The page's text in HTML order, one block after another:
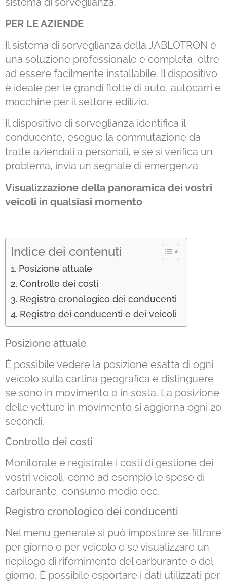
PER LE AZIENDE
Il sistema di sorveglianza della JABLOTRON è
una soluzione professionale e completa, oltre
ad essere facilmente installabile. Il dispositivo
è ideale per le grandi flotte di auto, autocarri e
macchine per il settore edilizio.
Il dispositivo di sorveglianza identifica il
conducente, esegue la commutazione da
tratte aziendali a personali, e se si verifica un
problema, invia un segnale di emergenza
Visualizzazione della panoramica dei vostri
veicoli in qualsiasi momento
Indice dei contenuti
Posizione attuale
Controllo dei costi
Registro cronologico dei conducenti
Registro dei conducenti e dei veicoli
Posizione attuale
È possibile vedere la posizione esatta di ogni
veicolo sulla cartina geografica e distinguere
se sono in movimento o in sosta. La posizione
delle vetture in movimento si aggiorna ogni 20
secondi.
Controllo dei costi
Monitorate e registrate i costi di gestione dei
vostri veicoli, come ad esempio le spese di
carburante, consumo medio ecc.
Registro cronologico dei conducenti
Nel menu generale si può impostare se filtrare
per giorno o per veicolo e se visualizzare un
riepilogo di rifornimento del carburante o del
giorno. È possibile esportare i dati utilizzati per